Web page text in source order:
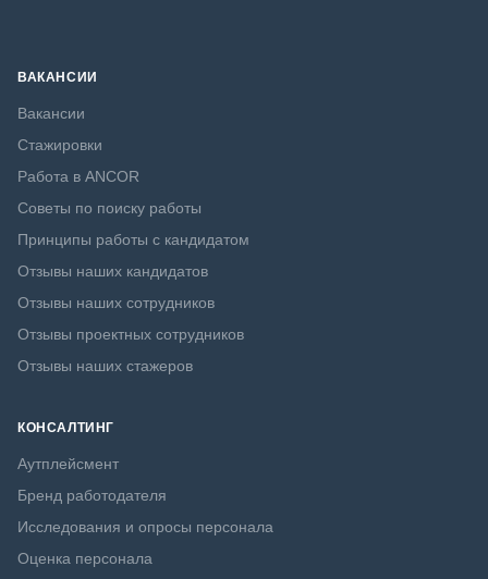
ВАКАНСИИ
Вакансии
Стажировки
Работа в ANCOR
Советы по поиску работы
Принципы работы с кандидатом
Отзывы наших кандидатов
Отзывы наших сотрудников
Отзывы проектных сотрудников
Отзывы наших стажеров
КОНСАЛТИНГ
Аутплейсмент
Бренд работодателя
Исследования и опросы персонала
Оценка персонала